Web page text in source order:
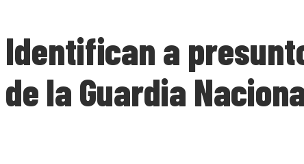
Identifican a
de la Guardia